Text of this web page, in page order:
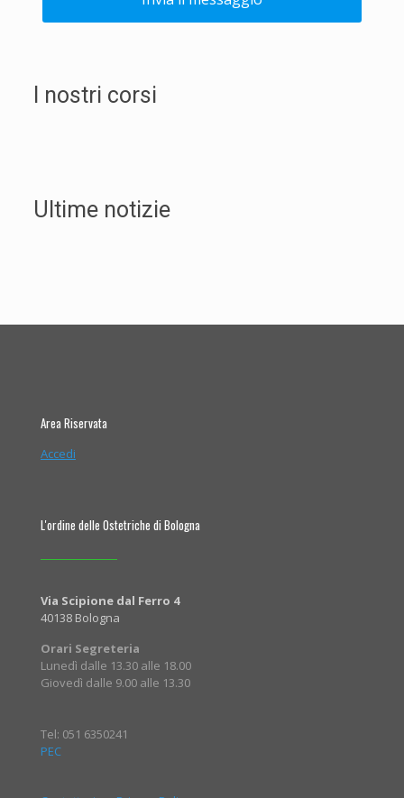
I nostri corsi
Ultime notizie
Area Riservata
Accedi
L'ordine delle Ostetriche di Bologna
Via Scipione dal Ferro 4
40138 Bologna
Orari Segreteria
Lunedì dalle 13.30 alle 18.00
Giovedì dalle 9.00 alle 13.30
Tel: 051 6350241
PEC